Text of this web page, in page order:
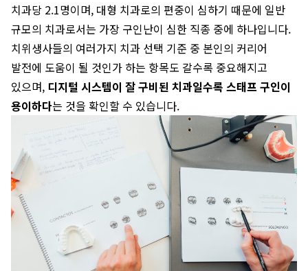
치과당 2.1명이며, 대형 치과로의 편중이 심하기 때문에 일반
규모의 치과로서는 가장 구인난이 심한 직종 중에 하나입니다.
치위생사들의 여러가지 치과 선택 기준 중 본인의 커리어
발전에 도움이 될 것인가 하는 항목도 갈수록 중요해지고
있으며, 디지털 시스템이 잘 구비된 치과일수록 스태프 구인이
용이하다는 것을 확인할 수 있습니다.